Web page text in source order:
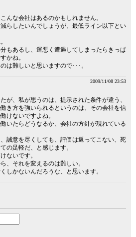
んな会社はあるのかもしれません。
らしたいんでしょうが、最低ライン以下とい
もあるし、運悪く遭遇してしまったらきっぱ
かね。
は難しいと思いますので･･･。
2009/11/08 23:53
が、私が思うのは、提示された条件が違う、
き方を強いられるというのは、その会社を信
けないですよね。
いたらどうなるか、会社の方針が現れている
誠意を尽くしても、評価は返ってこない、死
の足軽だ、と感じます。
ないです。
、それを変えるのは難しい。
しかないんだろうな、と思います。